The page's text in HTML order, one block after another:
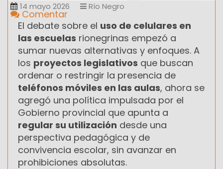
14 mayo 2026 Río Negro
Comentar
El debate sobre el uso de celulares en
las escuelas rionegrinas empezó a
sumar nuevas alternativas y enfoques. A
los proyectos legislativos que buscan
ordenar o restringir la presencia de
teléfonos móviles en las aulas, ahora se
agregó una política impulsada por el
Gobierno provincial que apunta a
regular su utilización desde una
perspectiva pedagógica y de
convivencia escolar, sin avanzar en
prohibiciones absolutas.